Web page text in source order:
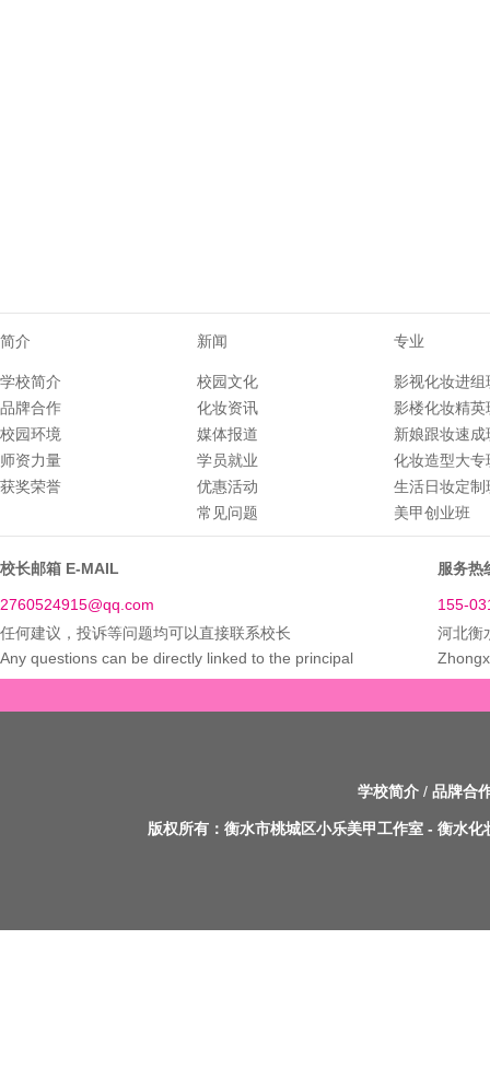
简介 新闻 专业
学校简介 校园文化
影视化妆进组
品牌合作
化妆资讯
影楼化妆精英
校园环境
媒体报道
新娘跟妆速成
师资力量
学员就业
化妆造型大专
获奖荣誉
优惠活动
生活日妆定制
常见问题
美甲创业班
校长邮箱 E-MAIL 服务热
2760524915@qq.com
155-
任何建议，投诉等问题均可以直接联系校长
河北衡
Any questions can be directly linked to the principal
学校简介 / 品牌合
版权所有： 衡水市桃城区小乐美甲工作室- 衡水化